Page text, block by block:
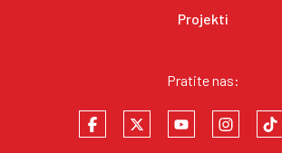
Projekti
Pratite nas: